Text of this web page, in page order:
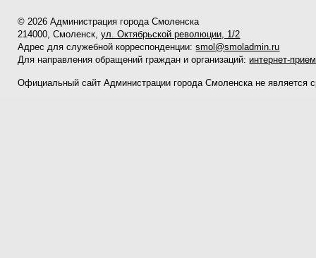
© 2026 Администрация города Смоленска
214000, Смоленск,ул. Октябрьской революции, 1/2
Адрес для служебной корреспонденции:smol@smoladmin.ru
Для направления обращений граждан и организаций: интернет-
Официальный сайт Администрации города Смоленска не является